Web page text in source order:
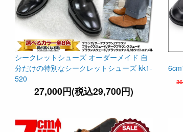
シークレットシューズ オーダーメイド 自
分だけの特別なシークレットシューズ kk1-
520
27,000円(税込29,700円)